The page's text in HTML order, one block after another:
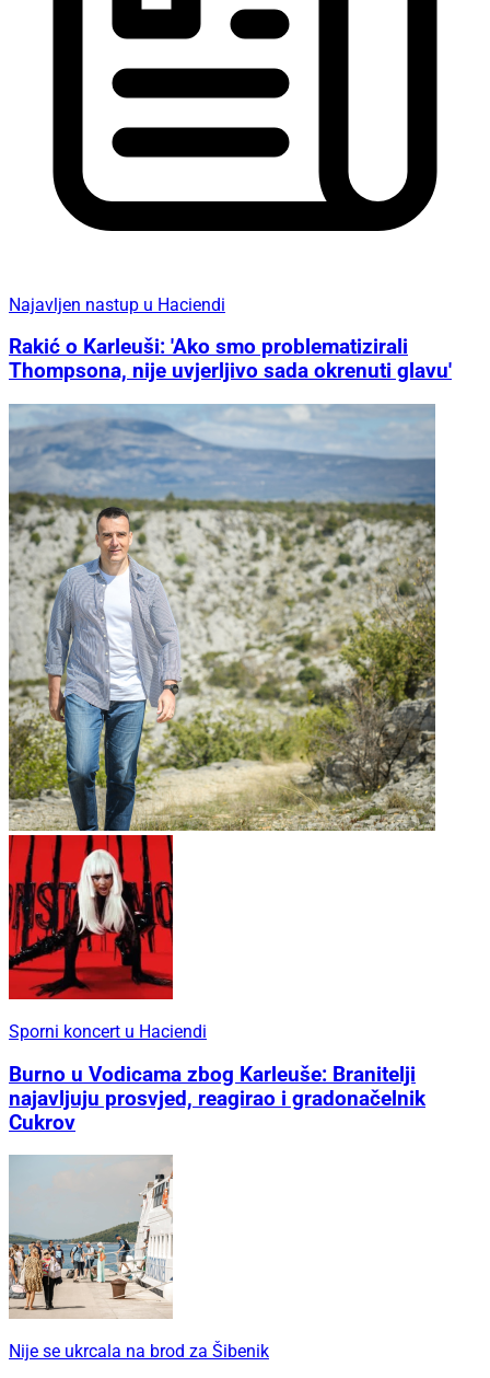
Najavljen nastup u Haciendi
Rakić o Karleuši: 'Ako smo problematizirali
Thompsona, nije uvjerljivo sada okrenuti glavu'
Sporni koncert u Haciendi
Burno u Vodicama zbog Karleuše: Branitelji
najavljuju prosvjed, reagirao i gradonačelnik
Cukrov
Nije se ukrcala na brod za Šibenik